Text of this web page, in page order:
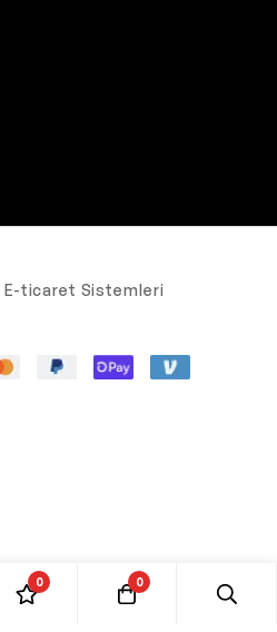
E-ticaret Sistemleri
0 0